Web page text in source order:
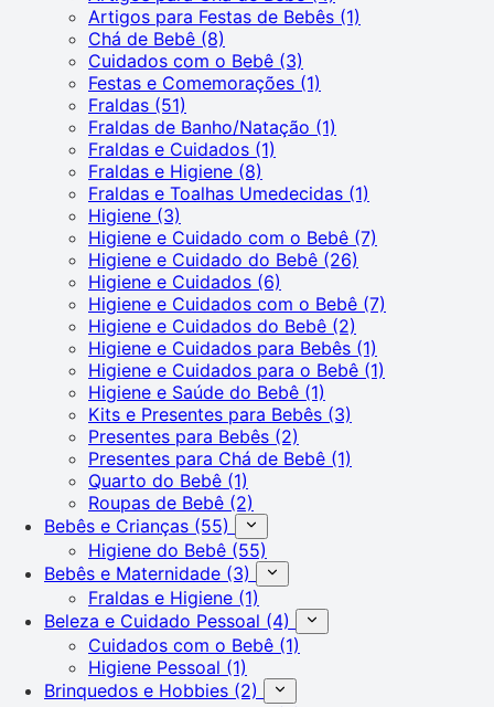
Artigos para Festas de Bebês (1)
Chá de Bebê (8)
Cuidados com o Bebê (3)
Festas e Comemorações (1)
Fraldas (51)
Fraldas de Banho/Natação (1)
Fraldas e Cuidados (1)
Fraldas e Higiene (8)
Fraldas e Toalhas Umedecidas (1)
Higiene (3)
Higiene e Cuidado com o Bebê (7)
Higiene e Cuidado do Bebê (26)
Higiene e Cuidados (6)
Higiene e Cuidados com o Bebê (7)
Higiene e Cuidados do Bebê (2)
Higiene e Cuidados para Bebês (1)
Higiene e Cuidados para o Bebê (1)
Higiene e Saúde do Bebê (1)
Kits e Presentes para Bebês (3)
Presentes para Bebês (2)
Presentes para Chá de Bebê (1)
Quarto do Bebê (1)
Roupas de Bebê (2)
Bebês e Crianças (55)
Higiene do Bebê (55)
Bebês e Maternidade (3)
Fraldas e Higiene (1)
Beleza e Cuidado Pessoal (4)
Cuidados com o Bebê (1)
Higiene Pessoal (1)
Brinquedos e Hobbies (2)